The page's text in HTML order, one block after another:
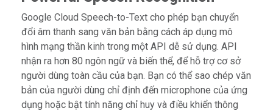
Google Cloud Speech-to-Text cho phép bạn chuyển
đổi âm thanh sang văn bản bằng cách áp dụng mô
hình mạng thần kinh trong một API dễ sử dụng. API
nhận ra hơn 80 ngôn ngữ và biến thể, để hỗ trợ cơ sở
người dùng toàn cầu của bạn. Bạn có thể sao chép văn
bản của người dùng chỉ định đến microphone của ứng
dụng hoặc bật tính năng chỉ huy và điều khiển thông